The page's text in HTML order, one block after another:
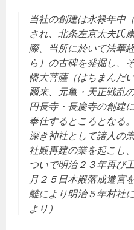
当社の創建は永禄年中
され、北条左京太夫氏
際、当所に於いて法華
ら）の古碑を発掘し、
幡大菩薩（はちまんだ
爾来、元亀・天正戦乱
円長寺・長慶寺の創建
奉仕するところとなる
深き神社として諸人の
社殿再建の業を起こし
ついで明治２３年再び
月２５日本殿落成遷宮
離により明治５年村社
より）